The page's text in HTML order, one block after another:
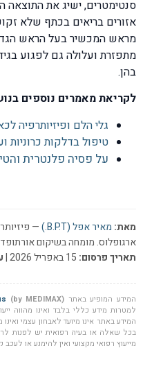
סנטימטרים, ישיג את התוצאה
אזורים בריאים בכתף שלא
מתפזרת ועלולה גם לפגוע
בהן.
לקריאת מאמרים נוספים
גלי הלם ופיזיותרפיה
טיפול בדלקות
על פסיה פלנטרית
מאת: מאיר אפל (B.P.T.)
—
ארגופלוס. מומחה בשיקום
תאריך פרסום:
המידע המופיע באתר (by MEDIMAX)
למטרות מידע כללי בלבד ואינו מהווה
המידע באתר אינו מיועד לאבחון עצמי
בכל שאלה או בעיה רפואית יש לפנות
מייעוץ רפואי מקצועי ואין להימנע או